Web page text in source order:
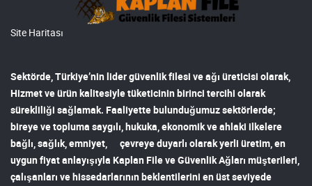
Site Haritası
Sektörde, Türkiye’nin lidergüvenlik filesi ve ağı üreticisi olarak,
Hizmet ve ürün kalitesiyle tüketicinin birinci tercihi olarak
sürekliliği sağlamak. Faaliyette bulunduğumuz sektörlerde;
bireye ve topluma saygılı, hukuka, ekonomik ve ahlaki ilkelere
bağlı, sağlık, emniyet, çevreye duyarlı olarak yerli üretim, en
uygun fiyat anlayışıyla Kaplan File ve Güvenlik Ağları müşterileri,
çalışanları ve hissedarlarının beklentilerini en üst seviyede